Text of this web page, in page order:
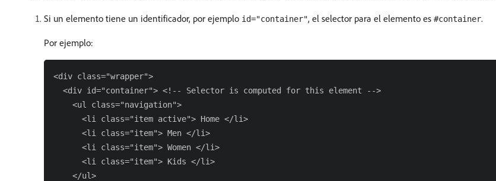
Si un elemento tiene un identificador, por ejemplo id="container", el selector para el elemento es #container.
Por ejemplo:
<div class="wrapper">
  <div id="container"> <!-- Selector is computed for this element -->
    <ul class="navigation">
      <li class="item active"> Home </li>
      <li class="item"> Men </li>
      <li class="item"> Women </li>
      <li class="item"> Kids </li>
    </ul>